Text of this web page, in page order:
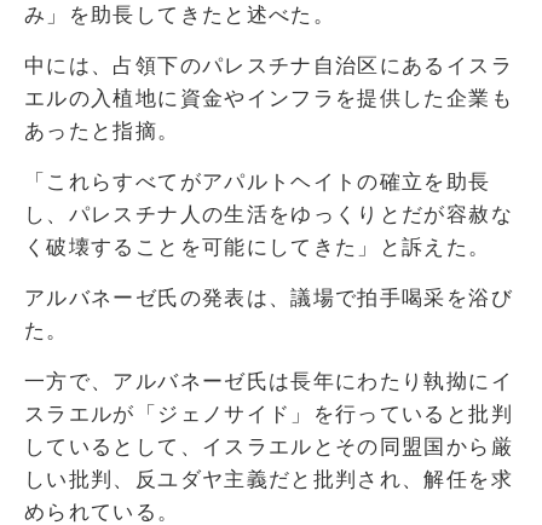
み」を助長してきたと述べた。
中には、占領下のパレスチナ自治区にあるイスラ
エルの入植地に資金やインフラを提供した企業も
あったと指摘。
「これらすべてがアパルトヘイトの確立を助長
し、パレスチナ人の生活をゆっくりとだが容赦な
く破壊することを可能にしてきた」と訴えた。
アルバネーゼ氏の発表は、議場で拍手喝采を浴び
た。
一方で、アルバネーゼ氏は長年にわたり執拗にイ
スラエルが「ジェノサイド」を行っていると批判
しているとして、イスラエルとその同盟国から厳
しい批判、反ユダヤ主義だと批判され、解任を求
められている。